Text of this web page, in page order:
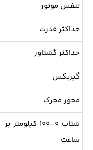
تنفس موتور
حداکثر قدرت
حداکثر گشتاور
گیربکس
محور محرک
شتاب ۰–۱۰۰ کیلومتر بر
ساعت